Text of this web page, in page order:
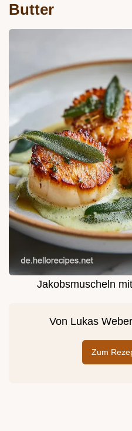
Butter
Jakobsmuscheln
Von Lukas Weber
Zum